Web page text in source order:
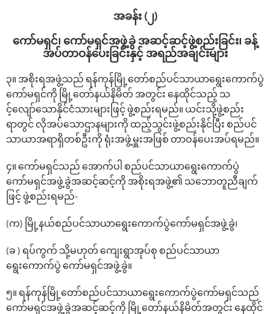
အခန်း (၂)
‌ကော်မရှင်၊ ကော်မရှင်အဖွဲ့ခွဲ အဆင့်ဆင့်ဖွဲ့စည်းခြင်း၊ ခန့်
အပ်တာဝန်ပေးခြင်းနှင့် အရည်အချင်းများ
၃။ အစိုးရအဖွဲ့သည် ရန်ကုန်မြို့တော်‌စည်ပင်သာယာရွေးကောက်ပွဲ
ကော်မရှင်ကို မြို့တော်နယ်နိမိတ် အတွင်း နေထိုင်သည့် သ
င့်‌လျော်‌သောနိုင်ငံသားများဖြင့် ဖွဲ့စည်းရမည်။ ယင်းသို့ဖွဲ့စည်း
ရာတွင် လိုအပ်သောဌာနများကို ထည့်သွင်းဖွဲ့စည်းနိုင်ပြီး စည်ပင်
သာယာအရာရှိတစ်ဦးကို ရုံးအဖွဲ့မှူးအဖြစ် တာဝန်‌ပေးအပ်ရမည်။
၄။ ကော်မရှင်သည် အောက်ပါ စည်ပင်သာယာရွေးကောက်ပွဲ
ကော်မရှင်အဖွဲ့ခွဲအဆင့်ဆင့်ကို အစိုးရအဖွဲ့၏ သဘောတူညီချက်
ဖြင့် ဖွဲ့စည်းရမည်-
(က) မြို့နယ်‌စည်ပင်သာယာရွေးကောက်ပွဲကော်မရှင်အဖွဲ့ခွဲ၊
(ခ ) ရပ်ကွက် သို့မဟုတ် ကျေးရွာအုပ်စု စည်ပင်သာယာ
ရွေးကောက်ပွဲ ကော်မရှင်အဖွဲ့ခွဲ။
၅။ ရန်ကုန်မြို့တော်‌စည်ပင်သာယာရွေးကောက်ပွဲကော်မရှင်သည်
ကော်မရှင်အဖွဲ့ခွဲအဆင့်ဆင့်ကို မြို့‌တော်နယ်နိမိတ်အတွင်း နေထိုင်